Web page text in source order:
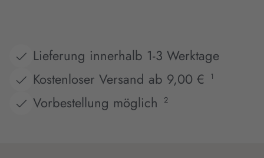
Lieferung innerhalb 1-3 Werktage
Kostenloser Versand ab 9,00 €
1
Vorbestellung möglich 2